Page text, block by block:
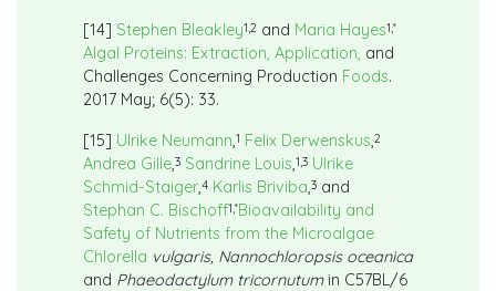
[14] Stephen Bleakley1,2 and Maria Hayes1,*
Algal Proteins: Extraction, Application, and
Challenges Concerning Production Foods.
2017 May; 6(5): 33.
[15] Ulrike Neumann,1 Felix Derwenskus,2
Andrea Gille,3 Sandrine Louis,1,3 Ulrike
Schmid-Staiger,4 Karlis Briviba,3 and
Stephan C. Bischoff1,*Bioavailability and
Safety of Nutrients from the Microalgae
Chlorella vulgaris, Nannochloropsis oceanica
and Phaeodactylum tricornutumin C57BL/6